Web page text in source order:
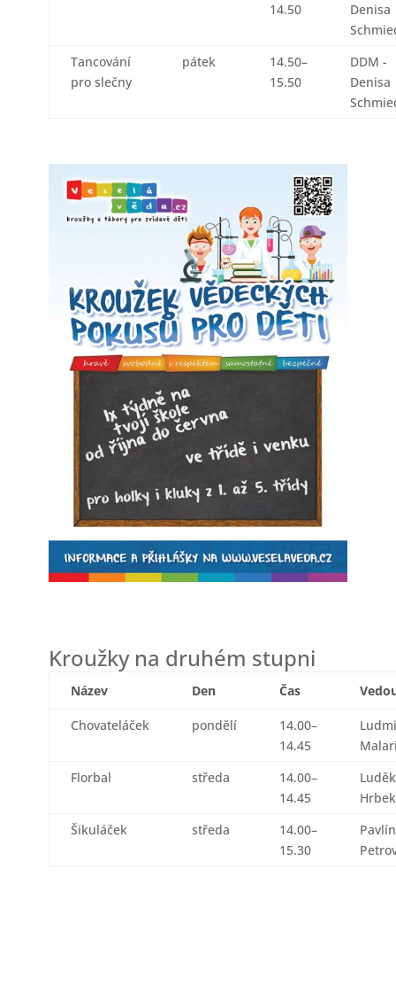
14.50
Denisa
Tancování
pro slečny
pátek
14.50–
15.50
DDM -
Denisa
Kroužky na druhém stupni
Název Den Čas
Chovateláček pondělí
14.00–
14.45
Florbal
středa
14.00–
14.45
Luděk
Hrbek
Šikuláček
středa
14.00–
15.30